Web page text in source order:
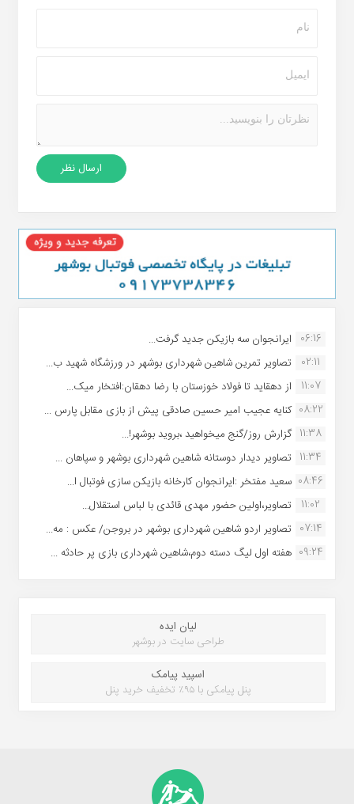
06:16 ایرانجوان سه بازیکن جدید گرفت...
02:11
تصاویر تمرین شاهین شهردارى بوشهر در ورزشگاه شهید ب...
11:07
از دهقاید تا فولاد خوزستان با رضا دهقان:افتخار میک...
08:22 کنایه عجیب امیر حسین صادقی پیش از بازی مقابل پارس ...
11:38 گزارش روز/گنج میخواهید ،بروید بوشهر!...
11:34 تصاویر دیدار دوستانه شاهین شهردارى بوشهر و سپاهان ...
08:46 سعید مفتخر :ایرانجوان کارخانه بازیکن سازی فوتبال ا...
11:02
تصاویر،اولین حضور مهدی قائدی با لباس استقلال...
07:14 تصاویر اردو شاهین شهرداری بوشهر در بروجن/ عکس : مه...
09:24 هفته اول لیگ دسته دوم،شاهین شهرداری بازی پر حادثه ...
لیان ایده
طراحی سایت در بوشهر
اسپید پیامک
پنل پیامکی با ۹۵٪ تخفیف خرید پنل